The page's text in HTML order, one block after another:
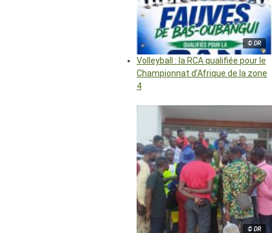
© DR
Volleyball : la RCA qualifiée pour le
Championnat d’Afrique de la zone
4
© DR